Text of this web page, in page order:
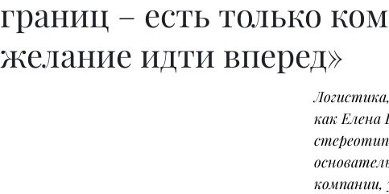
границ – есть только
желание идти вперед»
как Елена
компании,